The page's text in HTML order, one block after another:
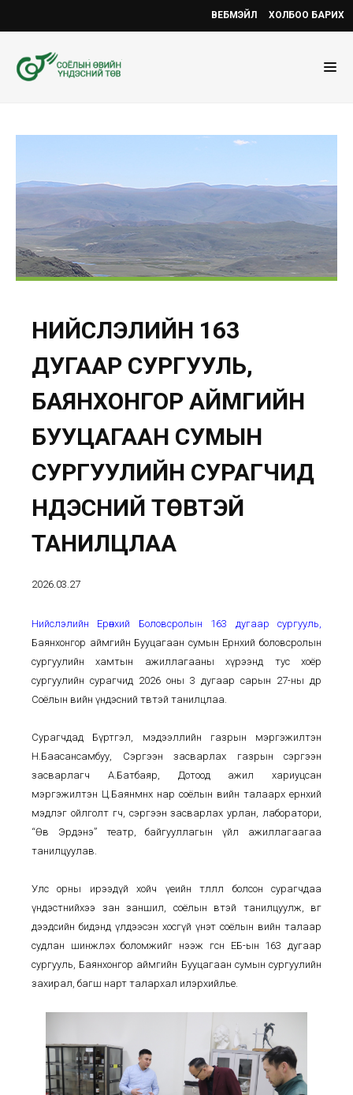
ВЕБМЭЙЛ ХОЛБОО БАРИХ
НИЙСЛЭЛИЙН 163
ДУГААР СУРГУУЛЬ,
БАЯНХОНГОР АЙМГИЙН
БУУЦАГААН СУМЫН
СУРГУУЛИЙН СУРАГЧИД
ҮНДЭСНИЙ ТӨВТЭЙ
ТАНИЛЦЛАА
2026.03.27
Нийслэлийн Ерөнхий Боловсролын 163 дугаар сургууль,
Баянхонгор аймгийн Бууцагаан сумын Ерөнхий боловсролын
сургуулийн хамтын ажиллагааны хүрээнд тус хоёр
сургуулийн сурагчид 2026 оны 3 дугаар сарын 27-ны өдөр
Соёлын өвийн үндэсний төвтэй танилцлаа.
Сурагчдад Бүртгэл, мэдээллийн газрын мэргэжилтэн
Н.Баасансамбуу, Сэргээн засварлах газрын сэргээн
засварлагч А.Батбаяр, Дотоод ажил хариуцсан
мэргэжилтэн Ц.Баянмөнх нар соёлын өвийн талаарх ерөнхий
мэдлэг ойлголт өгч, сэргээн засварлах урлан, лаборатори,
“Өв Эрдэнэ” театр, байгууллагын үйл ажиллагаагаа
танилцуулав.
Улс орны ирээдүй хойч үеийн төлөөлөл болсон сурагчдаа
үндэстнийхээ зан заншил, соёлын өвтэй танилцуулж, өвгө
дээдсийн бидэнд үлдээсэн хосгүй үнэт соёлын өвийн талаар
судлан шинжлэх боломжийг нээж өгсөн ЕБ-ын 163 дугаар
сургууль, Баянхонгор аймгийн Бууцагаан сумын сургуулийн
захирал, багш нарт талархал илэрхийлье.